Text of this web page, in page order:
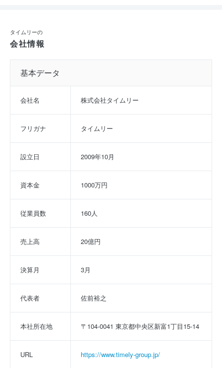
タイムリーの
会社情報
基本データ
会社名 株式会社タイムリー
フリガナ タイムリー
設立日 2009年10月
資本金 1000万円
従業員数 160人
売上高 20億円
決算月 3月
代表者 佐前裕之
本社所在地 〒104-0041 東京都中央区新富1丁目15-14
URL https://www.timely-group.jp/